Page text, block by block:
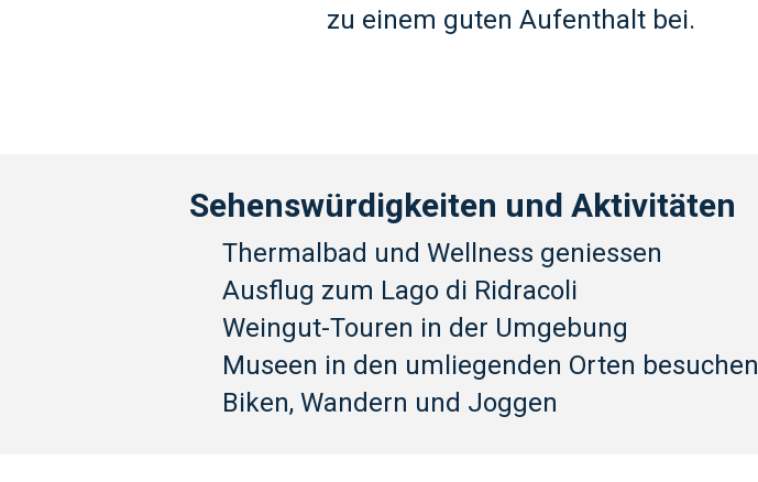
zu einem guten Aufenthalt bei.
Sehenswürdigkeiten und Aktivitäten
Thermalbad und Wellness geniessen
Ausflug zum Lago di Ridracoli
Weingut-Touren in der Umgebung
Museen in den umliegenden Orten besuchen
Biken, Wandern und Joggen